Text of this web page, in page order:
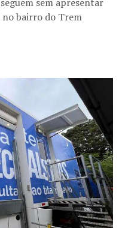
bairro do Trem